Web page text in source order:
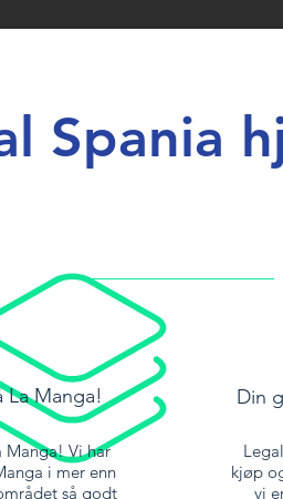
Spania
La Manga!
Manga! Vi har
i mer enn
så godt
Din
kjøp
vi